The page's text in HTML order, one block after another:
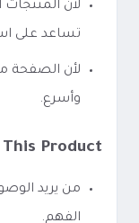
لأن
تساعد على
لأن الصفحة
وأسرع.
This Product
من يريد
الفهم.